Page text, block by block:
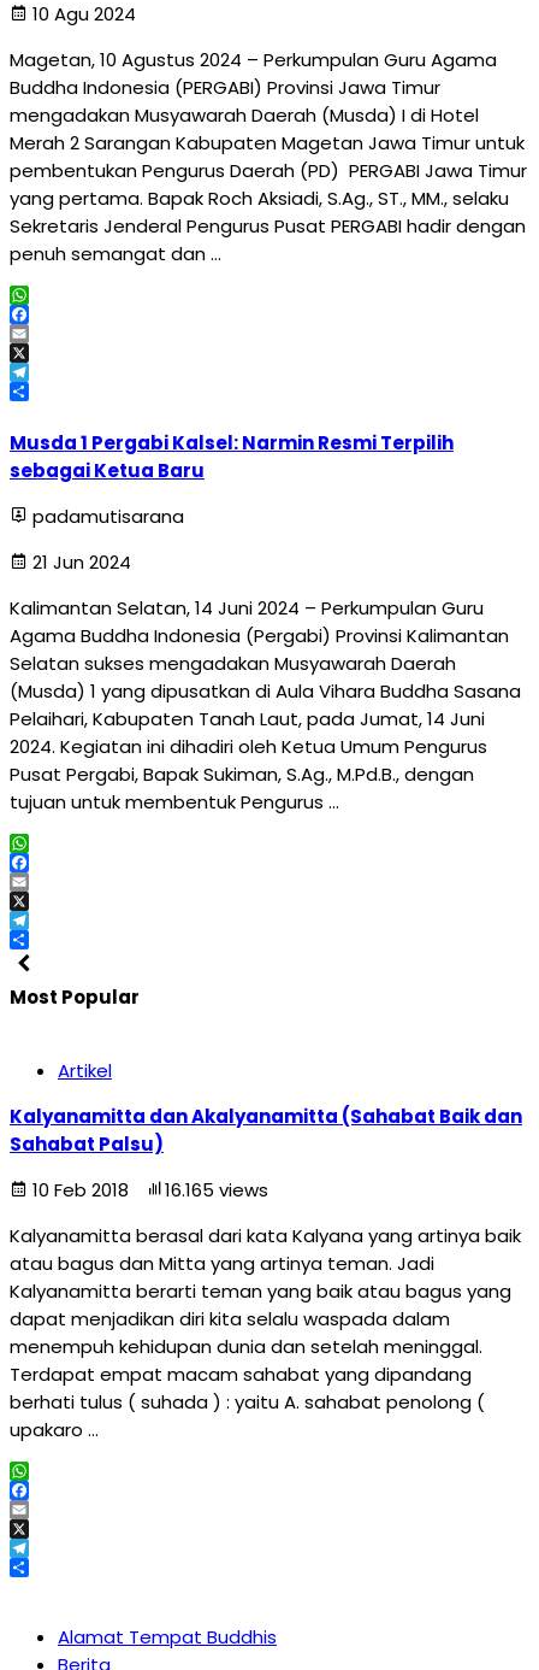
10 Agu 2024
Magetan, 10 Agustus 2024 – Perkumpulan Guru Agama
Buddha Indonesia (PERGABI) Provinsi Jawa Timur
mengadakan Musyawarah Daerah (Musda) I di Hotel
Merah 2 Sarangan Kabupaten Magetan Jawa Timur untuk
pembentukan Pengurus Daerah (PD) PERGABI Jawa Timur
yang pertama. Bapak Roch Aksiadi, S.Ag., ST., MM., selaku
Sekretaris Jenderal Pengurus Pusat PERGABI hadir dengan
penuh semangat dan …
WhatsApp
Facebook
Email
X
Telegram
Musda 1 Pergabi Kalsel: Narmin Resmi Terpilih
sebagai Ketua Baru
padamutisarana
21 Jun 2024
Kalimantan Selatan, 14 Juni 2024 – Perkumpulan Guru
Agama Buddha Indonesia (Pergabi) Provinsi Kalimantan
Selatan sukses mengadakan Musyawarah Daerah
(Musda) 1 yang dipusatkan di Aula Vihara Buddha Sasana
Pelaihari, Kabupaten Tanah Laut, pada Jumat, 14 Juni
2024. Kegiatan ini dihadiri oleh Ketua Umum Pengurus
Pusat Pergabi, Bapak Sukiman, S.Ag., M.Pd.B., dengan
tujuan untuk membentuk Pengurus …
WhatsApp
Facebook
Email
X
Telegram
Share
Most Popular
Artikel
Kalyanamitta dan Akalyanamitta (Sahabat Baik dan
Sahabat Palsu)
10 Feb 2018
16.165 views
Kalyanamitta berasal dari kata Kalyana yang artinya baik
atau bagus dan Mitta yang artinya teman. Jadi
Kalyanamitta berarti teman yang baik atau bagus yang
dapat menjadikan diri kita selalu waspada dalam
menempuh kehidupan dunia dan setelah meninggal.
Terdapat empat macam sahabat yang dipandang
berhati tulus ( suhada ) : yaitu A. sahabat penolong (
upakaro …
WhatsApp
Facebook
Email
X
Telegram
Alamat Tempat Buddhis
Berita